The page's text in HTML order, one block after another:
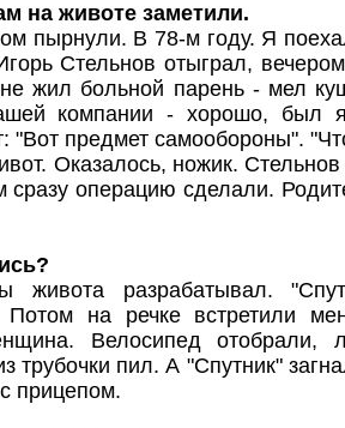
на животе заметили.
пырнули. В 78-м году. Я
Стельнов отыграл,
жил больной парень - мел
компании - хорошо, был
"Вот предмет самообороны".
Оказалось, ножик.
сразу операцию сделали.
разрабатывал.
Потом на речке встретили
Велосипед отобрали,
трубочки пил. А "Спутник"
прицепом.